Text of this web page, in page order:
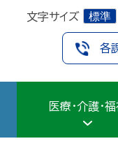
文字サイズ 標準
各
医療・介護・